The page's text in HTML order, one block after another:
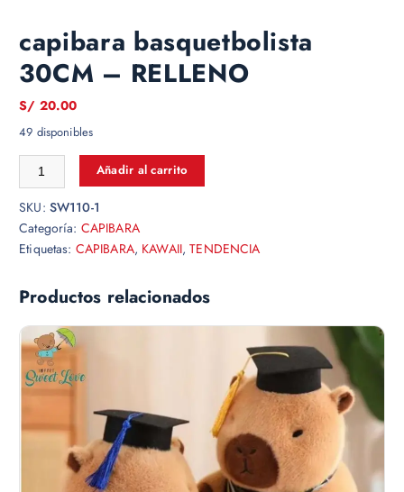
capibara basquetbolista
30CM – RELLENO
S/ 20.00
49 disponibles
Añadir al carrito
SKU: SW110-1
Categoría: CAPIBARA
Etiquetas: CAPIBARA, KAWAII,TENDENCIA
Productos relacionados